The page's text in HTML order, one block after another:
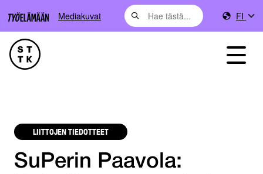
Mediakuvat FI
LIITTOJEN TIEDOTTEET
SuPerin Paavola: